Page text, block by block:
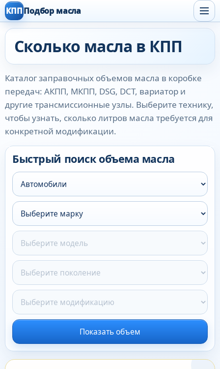
КПППодбор масла
Сколько масла в КПП
Каталог заправочных объемов масла в коробке
передач: АКПП, МКПП, DSG, DCT, вариатор и
другие трансмиссионные узлы. Выберите технику,
чтобы узнать, сколько литров масла требуется для
конкретной модификации.
Быстрый поиск объема масла
Показать объем